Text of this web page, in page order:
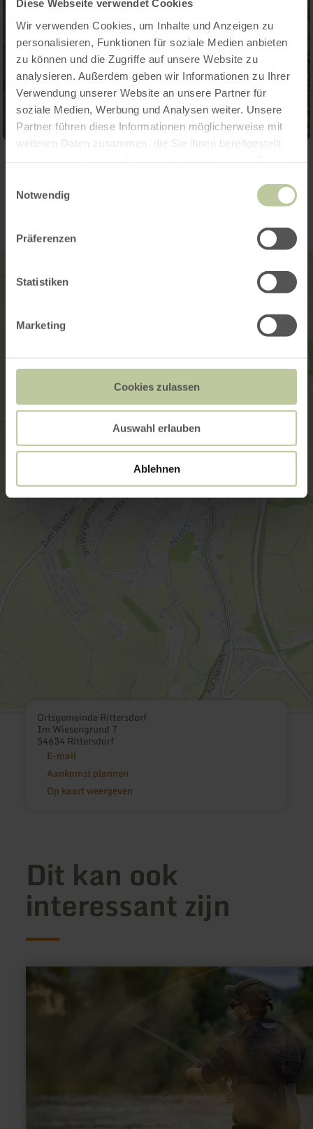
Diese Webseite verwendet Cookies
Wir verwenden Cookies, um Inhalte und Anzeigen zu
personalisieren, Funktionen für soziale Medien anbieten
zu können und die Zugriffe auf unsere Website zu
analysieren. Außerdem geben wir Informationen zu Ihrer
Verwendung unserer Website an unsere Partner für
soziale Medien, Werbung und Analysen weiter. Unsere
Partner führen diese Informationen möglicherweise mit
weiteren Daten zusammen, die Sie ihnen bereitgestellt
Notwendig
Präferenzen
Statistiken
Marketing
Cookies zulassen
Auswahl erlauben
Ablehnen
Contact
Ortsgemeinde Rittersdorf
Im Wiesengrund 7
54634 Rittersdorf
E-mail
Aankomst plannen
Op kaart weergeven
Dit kan ook
interessant zijn